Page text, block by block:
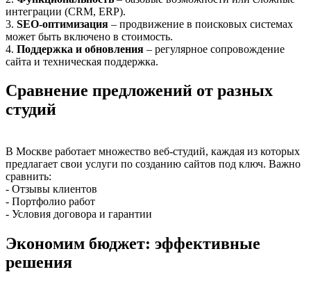
интеграции (CRM, ERP).
3. SEO-оптимизация – продвижение в поисковых системах
может быть включено в стоимость.
4. Поддержка и обновления – регулярное сопровождение
сайта и техническая поддержка.
Сравнение предложений от разных
студий
В Москве работает множество веб-студий, каждая из которых
предлагает свои услуги по созданию сайтов под ключ. Важно
сравнить:
- Отзывы клиентов
- Портфолио работ
- Условия договора и гарантии
Экономим бюджет: эффективные
решения